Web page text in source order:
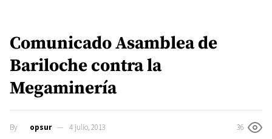
Comunicado Asamblea de
Bariloche contra la
Megaminería
By opsur 4 julio, 2013 36